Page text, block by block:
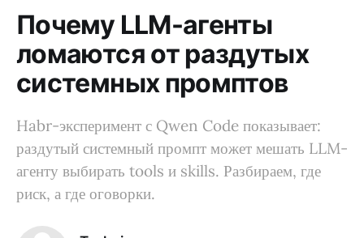
Почему LLM-агенты
ломаются от раздутых
системных промптов
Habr-эксперимент с Qwen Code показывает:
раздутый системный промпт может мешать LLM-
агенту выбирать tools и skills. Разбираем, где
риск, а где оговорки.